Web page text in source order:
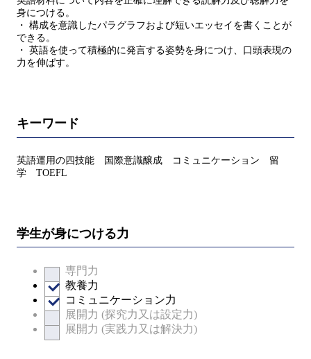
身につける。
・ 構成を意識したパラグラフおよび短いエッセイを書くことが
できる。
・ 英語を使って積極的に発言する姿勢を身につけ、口頭表現の
力を伸ばす。
キーワード
英語運用の四技能 国際意識醸成 コミュニケーション 留
学 TOEFL
学生が身につける力
専門力
教養力
コミュニケーション力
展開力 (探究力又は設定力)
展開力 (実践力又は解決力)